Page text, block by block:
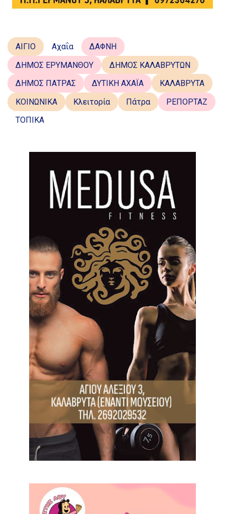
ΑΙΓΙΟ Αχαΐα
ΔΑΦΝΗ
ΔΗΜΟΣ ΕΡΥΜΑΝΘΟΥ
ΔΗΜΟΣ ΚΑΛΑΒΡΥΤΩΝ
ΔΗΜΟΣ ΠΑΤΡΑΣ
ΔΥΤΙΚΗ ΑΧΑΪΑ
ΚΑΛΑΒΡΥΤΑ
ΚΟΙΝΩΝΙΚΑ
Κλειτορία Πάτρα
ΡΕΠΟΡΤΑΖ
ΤΟΠΙΚΑ